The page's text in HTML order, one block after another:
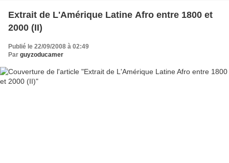
Extrait de L'Amérique Latine Afro entre 1800 et
2000 (II)
Publié le 22/09/2008 à 02:49
Par guyzoducamer